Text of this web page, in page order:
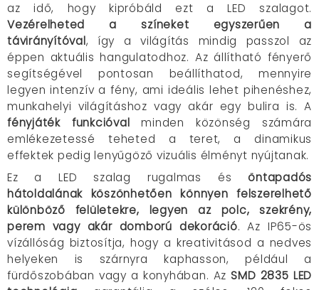
az idő, hogy kipróbáld ezt a LED szalagot.
Vezérelheted a színeket egyszerűen a
távirányítóval, így a világítás mindig passzol az
éppen aktuális hangulatodhoz. Az állítható fényerő
segítségével pontosan beállíthatod, mennyire
legyen intenzív a fény, ami ideális lehet pihenéshez,
munkahelyi világításhoz vagy akár egy bulira is. A
fényjáték funkcióval minden közönség számára
emlékezetessé teheted a teret, a dinamikus
effektek pedig lenyűgöző vizuális élményt nyújtanak.
Ez a LED szalag rugalmas és öntapadós
hátoldalának köszönhetően könnyen felszerelhető
különböző felületekre, legyen az polc, szekrény,
perem vagy akár domború dekoráció. Az IP65-ös
vízállóság biztosítja, hogy a kreativitásod a nedves
helyeken is szárnyra kaphasson, például a
fürdőszobában vagy a konyhában. Az SMD 2835 LED